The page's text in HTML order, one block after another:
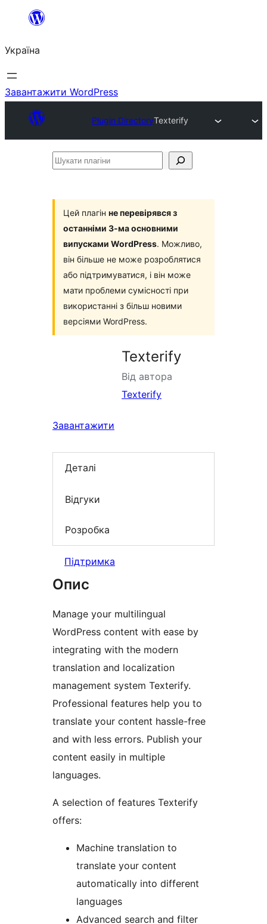
Перейти
вмісту
Україна
Завантажити WordPress
Plugin DirectoryTexterify
Шукати
Цей плагін не перевірявся з
останніми 3-ма основними
випусками WordPress. Можливо,
він більше не може розроблятися
або підтримуватися, і він може
мати проблеми сумісності при
використанні з більш новими
версіями WordPress.
Texterify
Від автора
Texterify
Завантажити
Деталі
Відгуки
Розробка
Підтримка
Опис
Manage your multilingual
WordPress content with ease by
integrating with the modern
translation and localization
management system Texterify.
Professional features help you to
translate your content hassle-free
and with less errors. Publish your
content easily in multiple
languages.
A selection of features Texterify
offers:
Machine translation to
translate your content
automatically into different
languages
Advanced search and filter